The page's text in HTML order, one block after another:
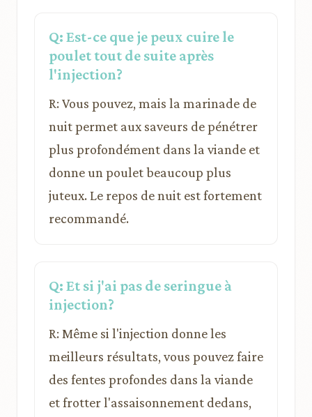
Q: Est-ce que je peux cuire le
poulet tout de suite après
l'injection?
R: Vous pouvez, mais la marinade de
nuit permet aux saveurs de pénétrer
plus profondément dans la viande et
donne un poulet beaucoup plus
juteux. Le repos de nuit est fortement
recommandé.
Q: Et si j'ai pas de seringue à
injection?
R: Même si l'injection donne les
meilleurs résultats, vous pouvez faire
des fentes profondes dans la viande
et frotter l'assaisonnement dedans,